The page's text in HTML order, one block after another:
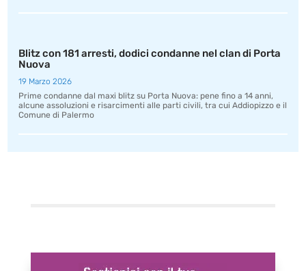
Blitz con 181 arresti, dodici condanne nel clan di Porta
Nuova
19 Marzo 2026
Prime condanne dal maxi blitz su Porta Nuova: pene fino a 14 anni,
alcune assoluzioni e risarcimenti alle parti civili, tra cui Addiopizzo e il
Comune di Palermo